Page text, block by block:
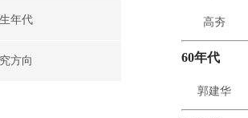
年代
方向
高夯
60年代
郭建华